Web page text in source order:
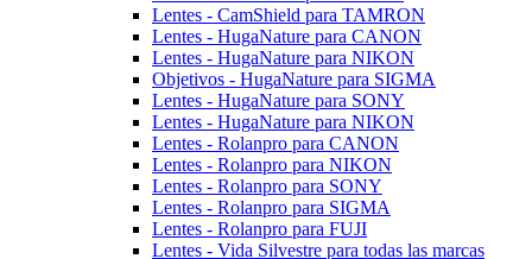
Lentes - CamShield para TAMRON
Lentes - HugaNature para CANON
Lentes - HugaNature para NIKON
Objetivos - HugaNature para SIGMA
Lentes - HugaNature para SONY
Lentes - HugaNature para NIKON
Lentes - Rolanpro para CANON
Lentes - Rolanpro para NIKON
Lentes - Rolanpro para SONY
Lentes - Rolanpro para SIGMA
Lentes - Rolanpro para FUJI
Lentes - Vida Silvestre para todas las marcas